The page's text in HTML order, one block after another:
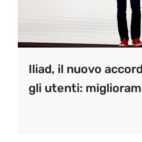
Iliad, il nuovo
gli utenti: